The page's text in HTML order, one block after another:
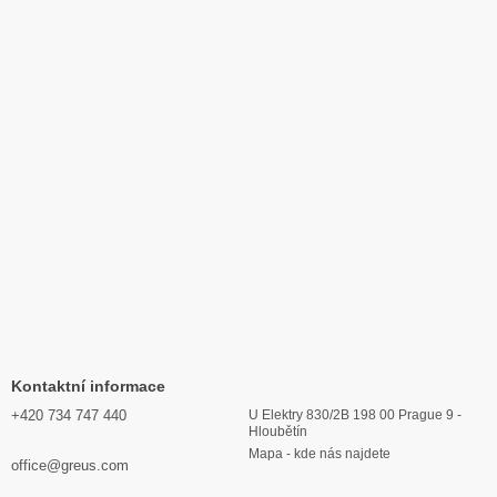
Kontaktní informace
+420 734 747 440
office@greus.com
U Elektry 830/2B 198 00 Prague 9 -
Hloubětín
Mapa - kde nás najdete